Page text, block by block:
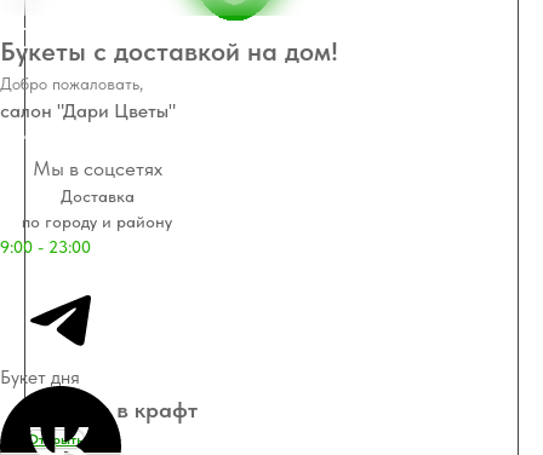
101 роза по Акции
Букет дня
25 роз в крафт
Открыть
Букеты с доставкой на дом!
Добро пожаловать,
салон "Дари Цветы"
Работаем
Мы в соцсетях
Доставка
по городу и району
9:00 - 23:00